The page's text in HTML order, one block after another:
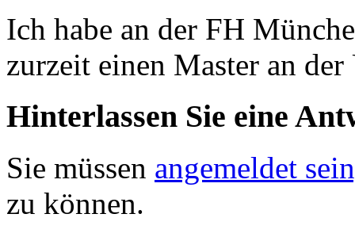
Ich habe an der FH
zurzeit einen Master an
Hinterlassen Sie eine
Sie müssen angemeldet
zu können.